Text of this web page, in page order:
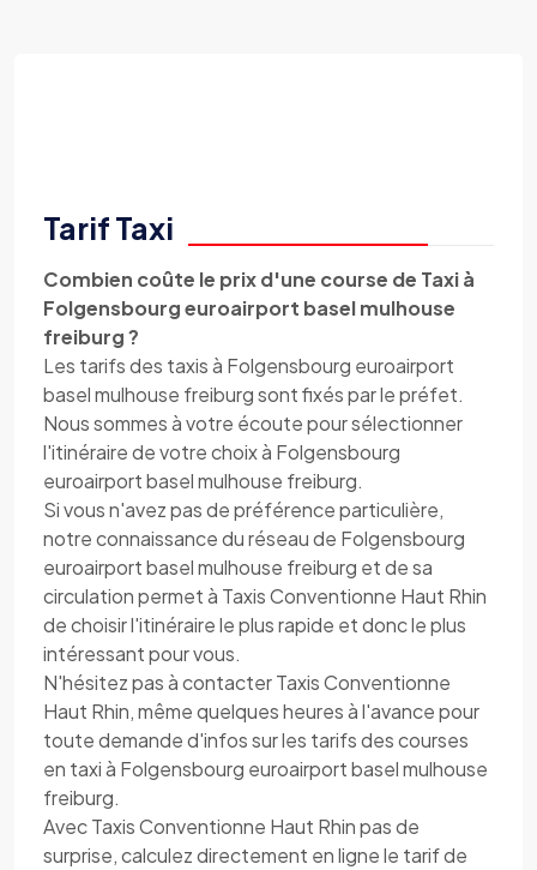
Tarif Taxi
Combien coûte le prix d'une course de Taxi à
Folgensbourg euroairport basel mulhouse
freiburg ?
Les tarifs des taxis à Folgensbourg euroairport
basel mulhouse freiburg sont fixés par le préfet.
Nous sommes à votre écoute pour sélectionner
l'itinéraire de votre choix à Folgensbourg
euroairport basel mulhouse freiburg.
Si vous n'avez pas de préférence particulière,
notre connaissance du réseau de Folgensbourg
euroairport basel mulhouse freiburg et de sa
circulation permet à Taxis Conventionne Haut Rhin
de choisir l'itinéraire le plus rapide et donc le plus
intéressant pour vous.
N'hésitez pas à contacter Taxis Conventionne
Haut Rhin, même quelques heures à l'avance pour
toute demande d'infos sur les tarifs des courses
en taxi à Folgensbourg euroairport basel mulhouse
freiburg.
Avec Taxis Conventionne Haut Rhin pas de
surprise, calculez directement en ligne le tarif de